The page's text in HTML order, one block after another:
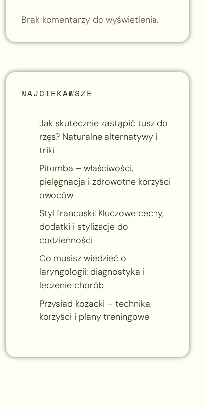
Brak komentarzy do wyświetlenia.
NAJCIEKAWSZE
Jak skutecznie zastąpić tusz do
rzęs? Naturalne alternatywy i
triki
Pitomba – właściwości,
pielęgnacja i zdrowotne korzyści
owoców
Styl francuski: Kluczowe cechy,
dodatki i stylizacje do
codzienności
Co musisz wiedzieć o
laryngologii: diagnostyka i
leczenie chorób
Przysiad kozacki – technika,
korzyści i plany treningowe